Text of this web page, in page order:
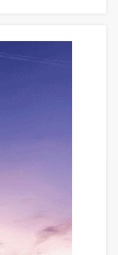
Öncesi Pistten